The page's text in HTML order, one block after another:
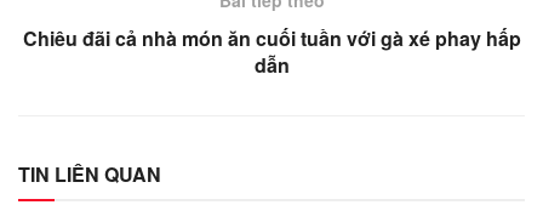
Chiêu đãi cả nhà món ăn cuối tuần với gà xé phay hấp
dẫn
TIN LIÊN QUAN